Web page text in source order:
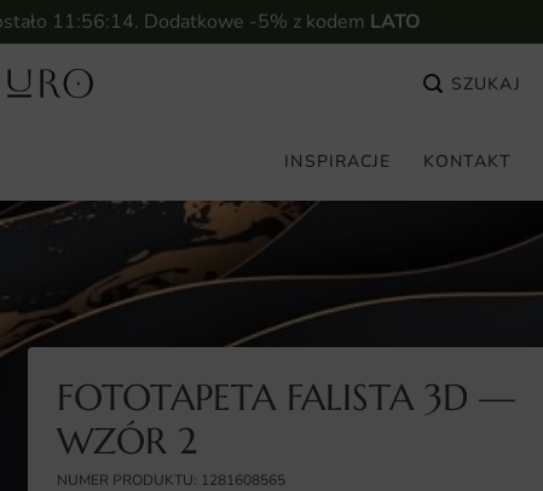
11:56:13. Dodatkowe -5% z kodem LATO
INSPIRACJE KONTAKT
FOTOTAPETA FALISTA 3D —
WZÓR 2
NUMER PRODUKTU: 1281608565